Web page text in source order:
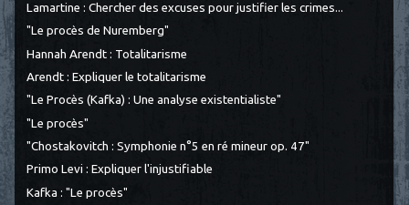
Lamartine : Chercher des excuses pour justifier les crimes...
"Le procès de Nuremberg"
Hannah Arendt : Totalitarisme
Arendt : Expliquer le totalitarisme
"Le Procès (Kafka) : Une analyse existentialiste"
"Le procès"
"Chostakovitch : Symphonie n°5 en ré mineur op. 47"
Primo Levi : Expliquer l'injustifiable
Kafka : "Le procès"